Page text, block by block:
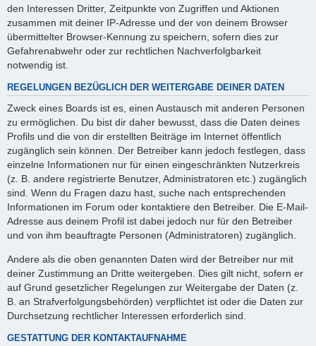
den Interessen Dritter, Zeitpunkte von Zugriffen und Aktionen
zusammen mit deiner IP-Adresse und der von deinem Browser
übermittelter Browser-Kennung zu speichern, sofern dies zur
Gefahrenabwehr oder zur rechtlichen Nachverfolgbarkeit
notwendig ist.
REGELUNGEN BEZÜGLICH DER WEITERGABE DEINER DATEN
Zweck eines Boards ist es, einen Austausch mit anderen Personen
zu ermöglichen. Du bist dir daher bewusst, dass die Daten deines
Profils und die von dir erstellten Beiträge im Internet öffentlich
zugänglich sein können. Der Betreiber kann jedoch festlegen, dass
einzelne Informationen nur für einen eingeschränkten Nutzerkreis
(z. B. andere registrierte Benutzer, Administratoren etc.) zugänglich
sind. Wenn du Fragen dazu hast, suche nach entsprechenden
Informationen im Forum oder kontaktiere den Betreiber. Die E-Mail-
Adresse aus deinem Profil ist dabei jedoch nur für den Betreiber
und von ihm beauftragte Personen (Administratoren) zugänglich.
Andere als die oben genannten Daten wird der Betreiber nur mit
deiner Zustimmung an Dritte weitergeben. Dies gilt nicht, sofern er
auf Grund gesetzlicher Regelungen zur Weitergabe der Daten (z.
B. an Strafverfolgungsbehörden) verpflichtet ist oder die Daten zur
Durchsetzung rechtlicher Interessen erforderlich sind.
GESTATTUNG DER KONTAKTAUFNAHME